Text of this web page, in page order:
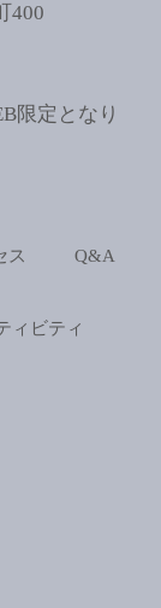
400
限定となり
ス Q&A
ィビティ